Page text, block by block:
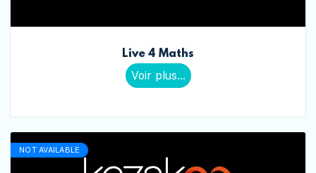
Live 4 Maths
Voir plus...
NOT AVAILABLE